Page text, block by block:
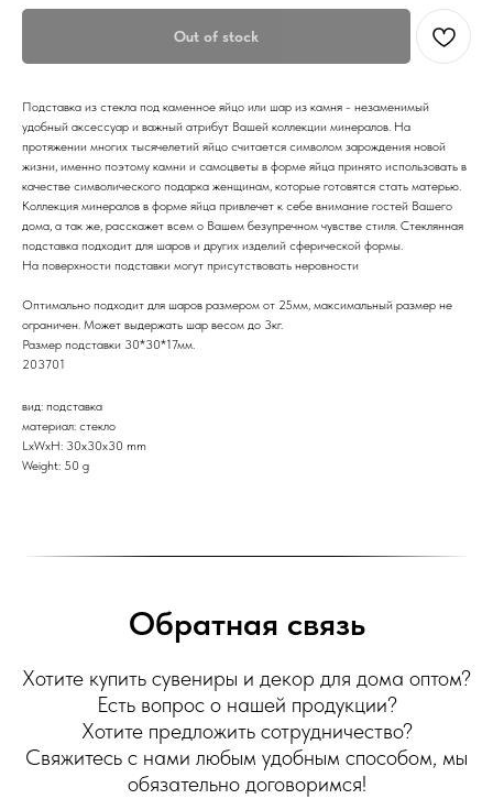
Out of stock
Подставка из стекла под каменное яйцо или шар из камня - незаменимый
удобный аксессуар и важный атрибут Вашей коллекции минералов. На
протяжении многих тысячелетий яйцо считается символом зарождения новой
жизни, именно поэтому камни и самоцветы в форме яйца принято использовать в
качестве символического подарка женщинам, которые готовятся стать матерью.
Коллекция минералов в форме яйца привлечет к себе внимание гостей Вашего
дома, а так же, расскажет всем о Вашем безупречном чувстве стиля. Стеклянная
подставка подходит для шаров и других изделий сферической формы.
На поверхности подставки могут присутствовать неровности
Оптимально подходит для шаров размером от 25мм, максимальный размер не
ограничен. Может выдержать шар весом до 3кг.
Размер подставки 30*30*17мм.
203701
вид: подставка
материал: стекло
LxWxH: 30x30x30 mm
Weight: 50 g
Обратная связь
Хотите купить сувениры и декор для дома оптом?
Есть вопрос о нашей продукции?
Хотите предложить сотрудничество?
Свяжитесь с нами любым удобным способом, мы
обязательно договоримся!